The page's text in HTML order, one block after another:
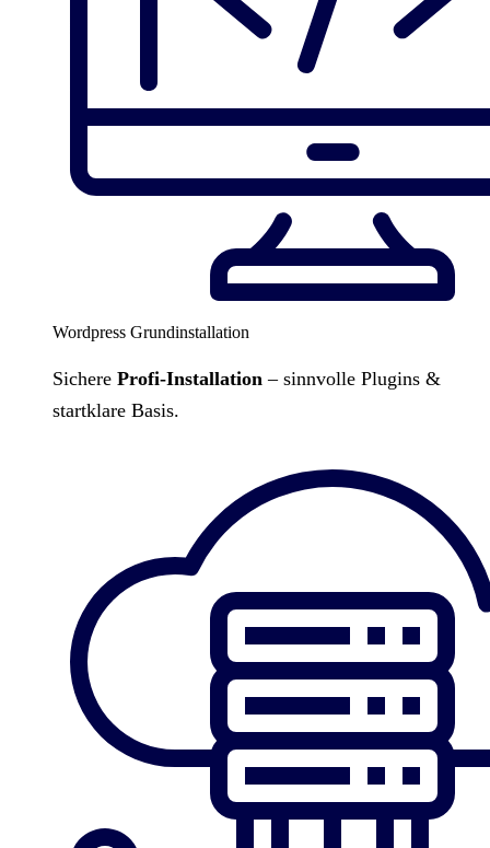
Wordpress Grundinstallation
Sichere Profi-Installation – sinnvolle Plugins &
startklare Basis.